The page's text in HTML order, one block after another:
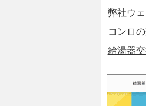
弊社ウ
コンロ
給湯器